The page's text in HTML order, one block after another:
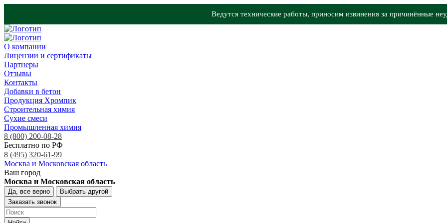
Ведутся технические работы, приносим извинения за причинённые
О компании
Лицензии и сертификаты
Партнеры
Отзывы
Контакты
Добавки в бетон
Продукция Хромпик
Строительная химия
Сухие смеси
Промышленная химия
8 (800) 200-08-28
Бесплатно по РФ
8 (495) 320-61-99
Москва и Московская область
Ваш город
Москва и Московская область
Да, все верно
Выбрать другой
Заказать звонок